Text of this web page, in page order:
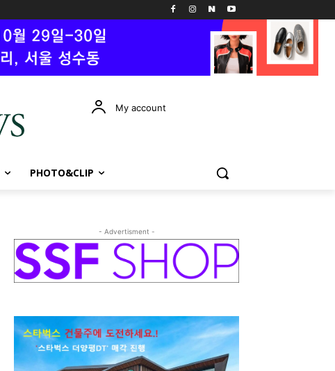
My account
PHOTO&CLIP
- Advertisment -